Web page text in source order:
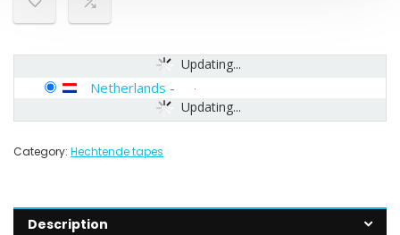
Updating...
Updating...
Netherlands -
Category: Hechtende tapes
Description